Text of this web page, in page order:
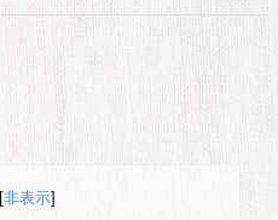
[非表示]